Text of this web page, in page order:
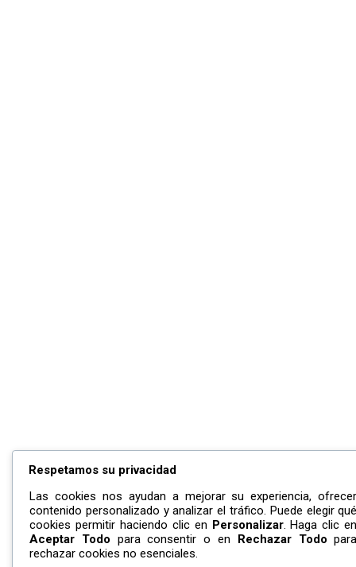
Respetamos su privacidad
Las cookies nos ayudan a mejorar su experiencia,
contenido personalizado y analizar el tráfico. Puede elegir
cookies permitir haciendo clic en Personalizar. Haga clic
Aceptar Todo para consentir o en Rechazar Todo
rechazar cookies no esenciales.